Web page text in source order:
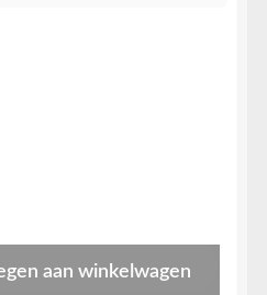
aan winkelwagen